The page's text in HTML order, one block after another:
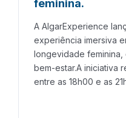
feminina.
A AlgarExperience
experiência imersiva
longevidade feminina,
bem-estar.A iniciativa
entre as 18h00 e as